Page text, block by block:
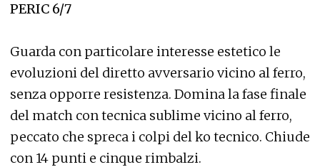
PERIC 6/7
Guarda con particolare interesse estetico le
evoluzioni del diretto avversario vicino al ferro,
senza opporre resistenza. Domina la fase finale
del match con tecnica sublime vicino al ferro,
peccato che spreca i colpi del ko tecnico. Chiude
con 14 punti e cinque rimbalzi.